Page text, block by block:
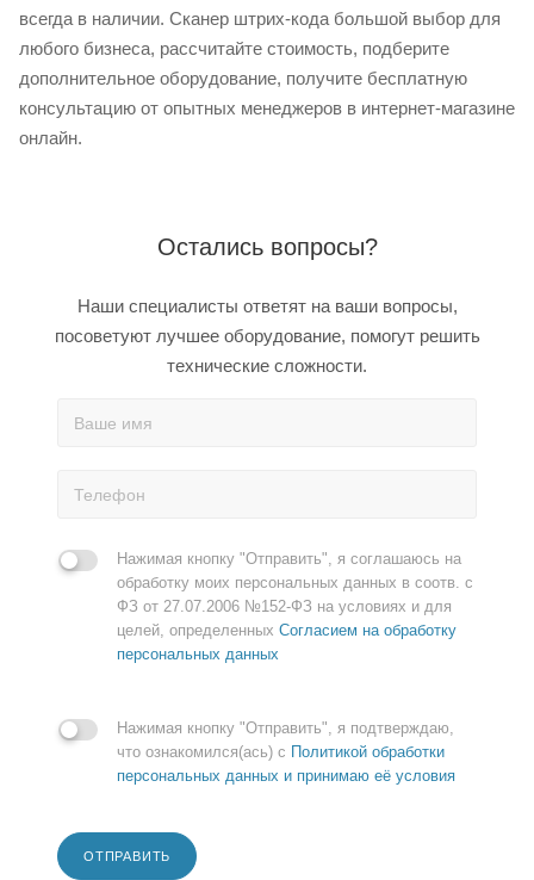
всегда в наличии. Сканер штрих-кода большой выбор для
любого бизнеса, рассчитайте стоимость, подберите
дополнительное оборудование, получите бесплатную
консультацию от опытных менеджеров в интернет-магазине
онлайн.
Остались вопросы?
Наши специалисты ответят на ваши вопросы,
посоветуют лучшее оборудование, помогут решить
технические сложности.
Нажимая кнопку "Отправить", я соглашаюсь на
обработку моих персональных данных в соотв. с
ФЗ от 27.07.2006 №152-ФЗ на условиях и для
целей, определенных Согласием на обработку
персональных данных
Нажимая кнопку "Отправить", я подтверждаю,
что ознакомился(ась) с Политикой обработки
персональных данных и принимаю её условия
ОТПРАВИТЬ